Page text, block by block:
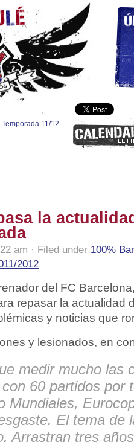
la
am · Filed under 100%
2012
del FC
repasar la actualidad
y noticias que
y lesionados, en
medir mucho las
60 partidos por
Mundiales,
El tema de
Arrastran tres